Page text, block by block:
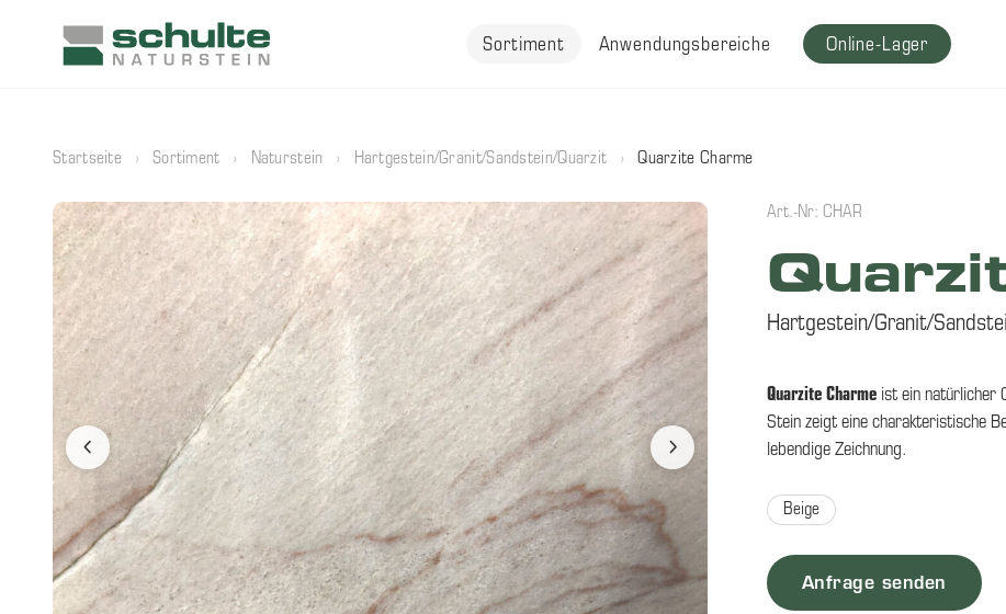
Sortiment Anwendungsbereiche Online-Lager
Startseite › Sortiment › Naturstein › Hartgestein/Granit/Sandstein/Quarzit › Quarzite Charme
Art.-Nr: CHAR
Hartgestein/Granit/
Quarzite Charmeist ein natürlicher
Stein zeigt eine charakteristische
lebendige Zeichnung.
Beige
Anfrage senden